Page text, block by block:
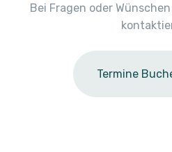
Bei Fragen oder
Termine